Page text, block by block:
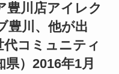
豊川店アイレク
豊川、他が出
代コミュニティ
）2016年1月